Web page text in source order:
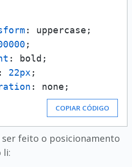
: uppercase;
;
: bold;
: 22px ;
: none;
COPIAR CÓDIGO
ser feito o posicionamento
li: